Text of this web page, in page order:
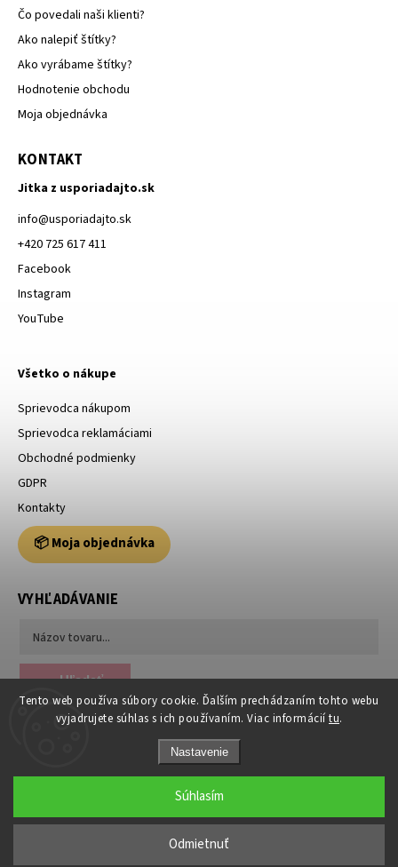
Tento web používa súbory cookie. Ďalším prechádzaním tohto webu
vyjadrujete súhlas s ich používaním. Viac informácií tu.
Nastavenie
Odmietnuť
Súhlasím
Čo povedali naši klienti?
Ako nalepiť štítky?
Ako vyrábame štítky?
Hodnotenie obchodu
Moja objednávka
KONTAKT
Jitka z usporiadajto.sk
info@usporiadajto.sk
+420 725 617 411
Facebook
Instagram
YouTube
Všetko o nákupe
Sprievodca nákupom
Sprievodca reklamáciami
Obchodné podmienky
GDPR
Kontakty
📦 Moja objednávka
VYHĽADÁVANIE
Hľadať
Copyright 2026Usporiadajto.sk. Všetky práva vyhradené.
Grafický návrh vytvořil a nakódovalShoptak.cz